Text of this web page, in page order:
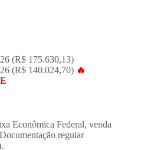
(R$ 175.630,13)
(R$ 140.024,70) 🔥
Econômica Federal, venda
regular